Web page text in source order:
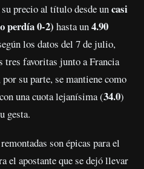
precio al título desde uncasi
perdía 0-2) hasta un4.90
los datos del 7 de julio,
tres favoritas junto a Francia
su parte, se mantiene como
una cuota lejanísima (34.0)
gesta.
son épicas para el
el apostante que se dejó llevar